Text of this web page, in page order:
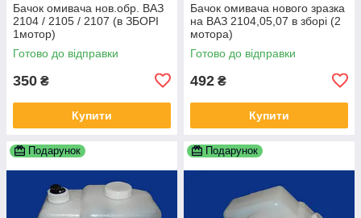
Бачок омивача нов.обр. ВАЗ
2104 / 2105 / 2107 (в ЗБОРІ
1мотор)
Готово до відправки
350 ₴
Купити
Бачок омивача нового зразка
на ВАЗ 2104,05,07 в зборі (2
мотора)
Готово до відправки
492 ₴
Купити
Подарунок Подарунок